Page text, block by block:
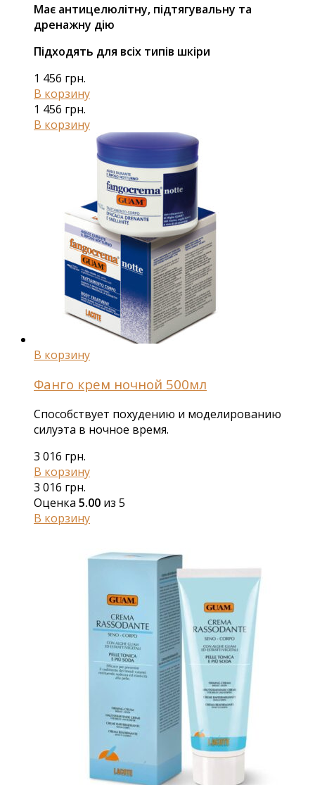
Має антицелюлітну, підтягувальну та
дренажну дію
Підходять для всіх типів шкіри
1 456 грн.
В корзину
1 456 грн.
В корзину
В корзину
Фанго крем ночной 500мл
Способствует похудению и моделированию
силуэта в ночное время.
3 016 грн.
В корзину
3 016 грн.
Оценка 5.00 из 5
В корзину